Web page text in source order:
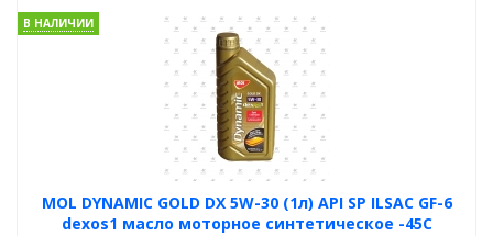
MOL DYNAMIC GOLD DX 5W-30 (1л) API SP ILSAC GF-6
dexos1 масло моторное синтетическое -45С
В НАЛИЧИИ